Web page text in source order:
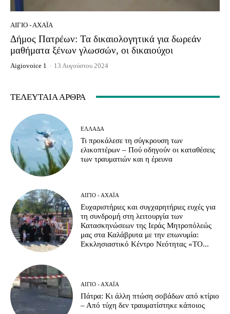
ΑΊΓΙΟ - ΑΧΑΪ́Α
Δήμος Πατρέων: Τα δικαιολογητικά για δωρεάν
μαθήματα ξένων γλωσσών, οι δικαιούχοι
Aigiovoice 1 - 13 Αυγούστου 2024
ΤΕΛΕΥΤΑΊΑ ΆΡΘΡΑ
ΕΛΛΆΔΑ
Τι προκάλεσε τη σύγκρουση των
ελικοπτέρων – Πού οδηγούν οι καταθέσεις
των τραυματιών και η έρευνα
ΑΊΓΙΟ - ΑΧΑΪ́Α
Ευχαριστήριες και συγχαρητήριες ευχές για
τη συνδρομή στη λειτουργία των
Κατασκηνώσεων της Ιεράς Μητροπόλεώς
μας στα Καλάβρυτα με την επωνυμία:
Εκκλησιαστικό Κέντρο Νεότητας «ΤΟ...
ΑΊΓΙΟ - ΑΧΑΪ́Α
Πάτρα: Κι άλλη πτώση σοβάδων από κτίριο
– Από τύχη δεν τραυματίστηκε κάποιος